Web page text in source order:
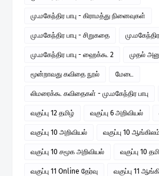
மு.மகேந்திர பாபு - கிராமத்து நினைவுகள்
மு.மகேந்திர பாபு - சிறுகதை
மு.மகேந்திர பாபு - ஹைக்கூ 2 முதல்
மூன்றாவது கவிதை நூல் மேடை
லிமரைக்கூ கவிதைகள் - மு.மகேந்திர பாபு
வகுப்பு 12 தமிழ் வகுப்பு 6 அறிவியல்
வகுப்பு 10 அறிவியல் வகுப்பு 10 ஆங்கிலம்
வகுப்பு 10 சமூக அறிவியல் வகுப்பு 10
வகுப்பு 11 Online தேர்வு வகுப்பு 11